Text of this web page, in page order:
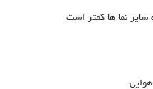
نما ها کمتر است